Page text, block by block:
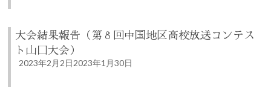
大会結果報告（第８回中国地区高校放送コンテス
ト山口大会）
2023年2月2日2023年1月30日